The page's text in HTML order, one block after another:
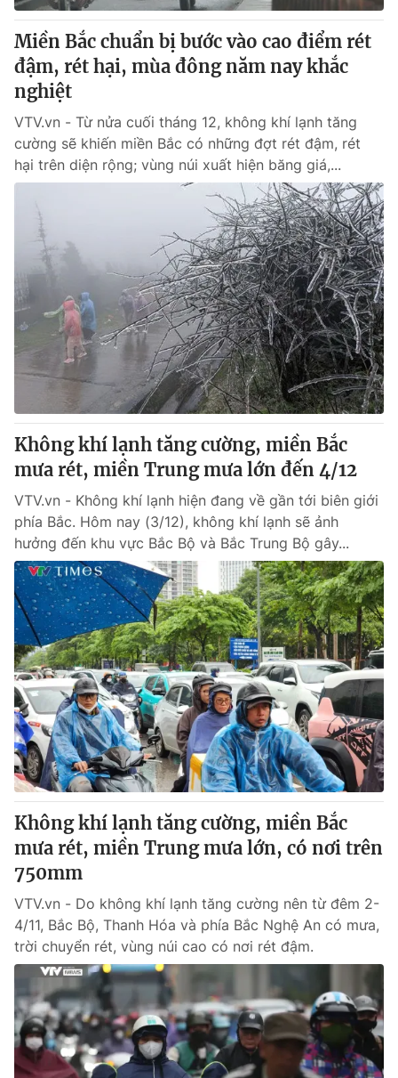
Miền Bắc chuẩn bị bước vào cao điểm rét
đậm, rét hại, mùa đông năm nay khắc
nghiệt
VTV.vn - Từ nửa cuối tháng 12, không khí lạnh tăng
cường sẽ khiến miền Bắc có những đợt rét đậm, rét
hại trên diện rộng; vùng núi xuất hiện băng giá,...
Không khí lạnh tăng cường, miền Bắc
mưa rét, miền Trung mưa lớn đến 4/12
VTV.vn - Không khí lạnh hiện đang về gần tới biên giới
phía Bắc. Hôm nay (3/12), không khí lạnh sẽ ảnh
hưởng đến khu vực Bắc Bộ và Bắc Trung Bộ gây...
Không khí lạnh tăng cường, miền Bắc
mưa rét, miền Trung mưa lớn, có nơi trên
750mm
VTV.vn - Do không khí lạnh tăng cường nên từ đêm 2-
4/11, Bắc Bộ, Thanh Hóa và phía Bắc Nghệ An có mưa,
trời chuyển rét, vùng núi cao có nơi rét đậm.